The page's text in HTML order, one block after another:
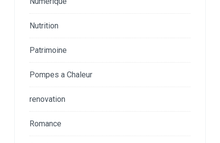
Nutrition
Patrimoine
Pompes a Chaleur
renovation
Romance